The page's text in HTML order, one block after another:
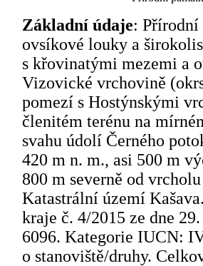
Základní údaje: Přírodní
ovsíkové louky a
s křovinatými mezemi a
Vizovické vrchovině
pomezí s Hostýnskými
členitém terénu na
svahu údolí Černého
420 m n. m., asi 500 m
800 m severně od
Katastrální území
kraje č. 4/2015 ze dne
6096. Kategorie IUCN:
o stanoviště/druhy.